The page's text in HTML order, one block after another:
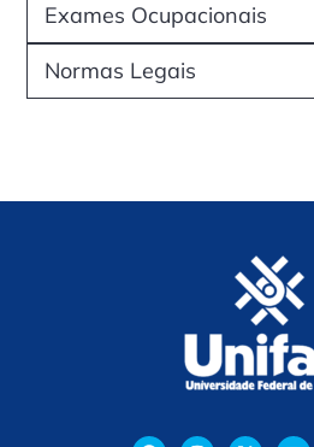
Exames Ocupacionais
Normas Legais